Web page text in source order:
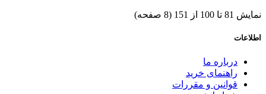
نمایش 81 تا 100 از 151 (8 صفحه)
اطلاعات
درباره ما
راهنمای خرید
قوانین و مقررات